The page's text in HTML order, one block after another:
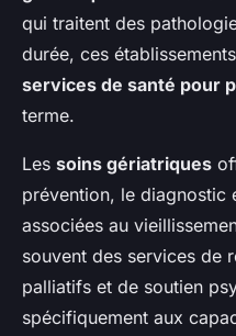
qui traitent des
durée, ces
services de santé pour
terme.
Les soins gériatriques
prévention, le diagnostic
associées au
souvent des services de
palliatifs et de soutien
spécifiquement aux